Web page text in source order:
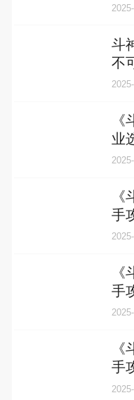
斗
不
业
财
手
析
手
略
手
转